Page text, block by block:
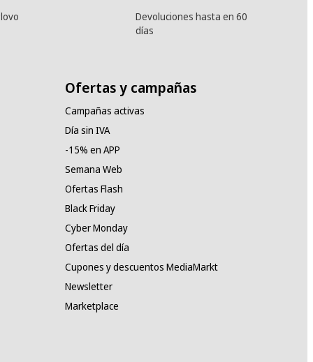
Devoluciones hasta en 60
días
Ofertas y campañas
Campañas activas
Día sin IVA
-15% en APP
Semana Web
Ofertas Flash
Black Friday
Cyber Monday
Ofertas del día
Cupones y descuentos MediaMarkt
Newsletter
Marketplace